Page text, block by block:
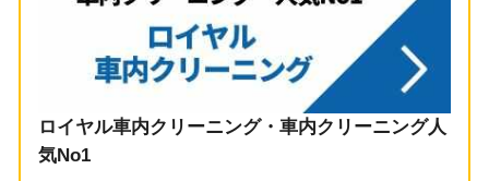
ロイヤル車内クリーニング・車内クリーニング人
気No1